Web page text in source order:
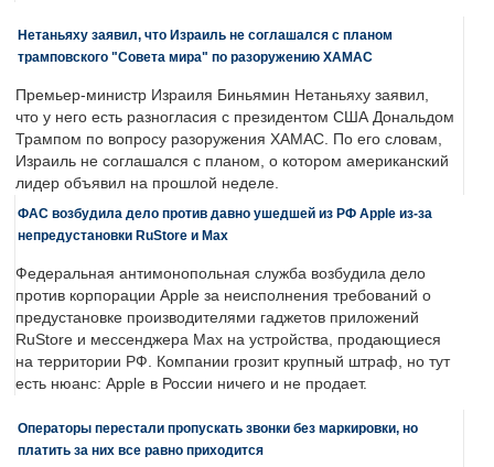
Нетаньяху заявил, что Израиль не соглашался с планом
трамповского "Совета мира" по разоружению ХАМАС
Премьер-министр Израиля Биньямин Нетаньяху заявил,
что у него есть разногласия с президентом США Дональдом
Трампом по вопросу разоружения ХАМАС. По его словам,
Израиль не соглашался с планом, о котором американский
лидер объявил на прошлой неделе.
ФАС возбудила дело против давно ушедшей из РФ Apple из-за
непредустановки RuStore и Max
Федеральная антимонопольная служба возбудила дело
против корпорации Apple за неисполнения требований о
предустановке производителями гаджетов приложений
RuStore и мессенджера Max на устройства, продающиеся
на территории РФ. Компании грозит крупный штраф, но тут
есть нюанс: Apple в России ничего и не продает.
Операторы перестали пропускать звонки без маркировки, но
платить за них все равно приходится